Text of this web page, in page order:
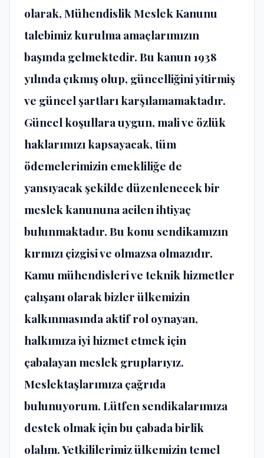
olarak, Mühendislik Meslek Kanunu
talebimiz kurulma amaçlarımızın
başında gelmektedir. Bu kanun 1938
yılında çıkmış olup, güncelliğini yitirmiş
ve güncel şartları karşılamamaktadır.
Güncel koşullara uygun, mali ve özlük
haklarımızı kapsayacak, tüm
ödemelerimizin emekliliğe de
yansıyacak şekilde düzenlenecek bir
meslek kanununa acilen ihtiyaç
bulunmaktadır. Bu konu sendikamızın
kırmızı çizgisi ve olmazsa olmazıdır.
Kamu mühendisleri ve teknik hizmetler
çalışanı olarak bizler ülkemizin
kalkınmasında aktif rol oynayan,
halkımıza iyi hizmet etmek için
çabalayan meslek gruplarıyız.
Meslektaşlarımıza çağrıda
bulunuyorum. Lütfen sendikalarımıza
destek olmak için bu çabada birlik
olalım. Yetkililerimiz ülkemizin temel